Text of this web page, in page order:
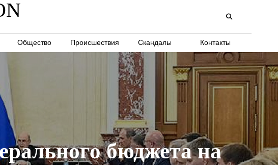
Общество Происшествия Скандалы Контакты
бюджета на